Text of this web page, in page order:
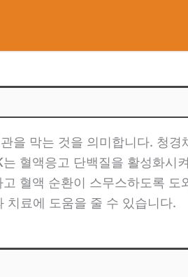
을 막는 것을 의미합니다. 청
혈액응고 단백질을 활성화시
혈액 순환이 스무스하도록
치료에 도움을 줄 수 있습니다.